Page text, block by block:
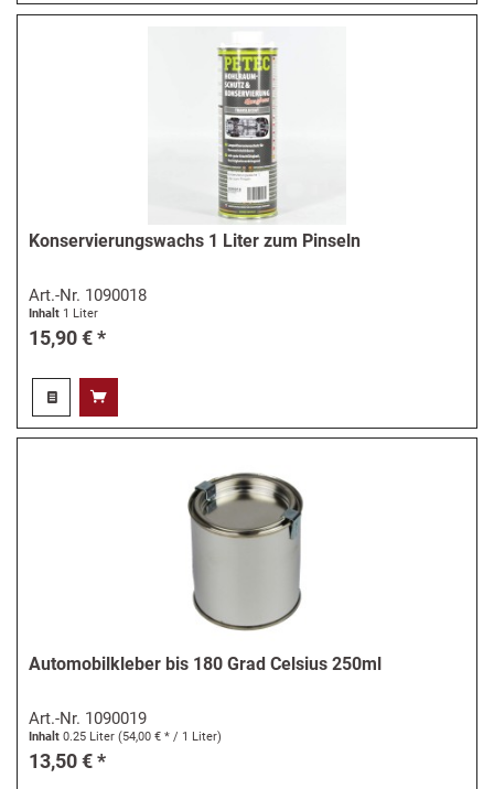
Konservierungswachs 1 Liter zum Pinseln
Art.-Nr. 1090018
Inhalt 1 Liter
15,90 € *
Automobilkleber bis 180 Grad Celsius 250ml
Art.-Nr. 1090019
Inhalt0.25 Liter(54,00 € * / 1 Liter)
13,50 € *